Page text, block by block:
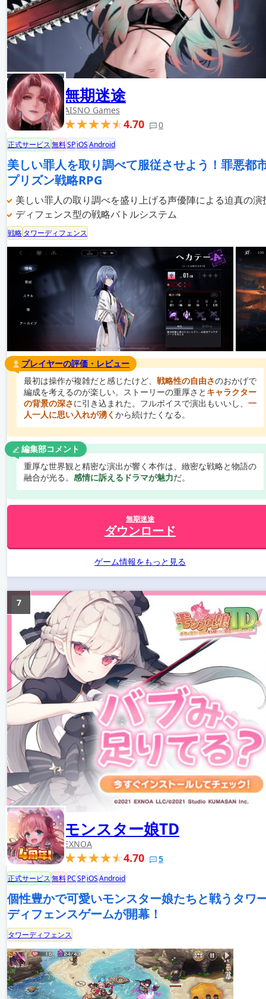
無期迷途
AISNO Games
4.70 0
正式サービス無料SPiOSAndroid
美しい罪人を取り調べて服従させよう！罪悪都
プリズン戦略RPG
美しい罪人の取り調べを盛り上げる声優陣による迫真の演
ディフェンス型の戦略バトルシステム
戦略タワーディフェンス
プレイヤーの評価・レビュー
最初は操作が複雑だと感じたけど、 戦略性の自由さのおかげで
編成を考えるのが楽しい。ストーリーの重厚さと キャラクター
の背景の深さに引き込まれた。フルボイスで演出もいいし、 一
人一人に思い入れが湧く から続けたくなる。
編集部コメント
重厚な世界観と精密な演出が響く本作は、緻密な戦略と物語の
融合が光る。 感情に訴えるドラマが魅力だ。
無期迷途
ダウンロード
ゲーム情報をもっと見る
モンスター娘TD
EXNOA
4.70 5
7
正式サービス無料PCSPiOSAndroid
個性豊かで可愛いモンスター娘たちと戦うタワ
ディフェンスゲームが開幕！
タワーディフェンス